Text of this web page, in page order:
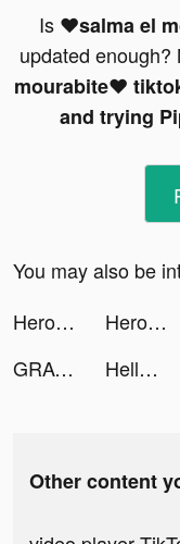
Is ❤salma el
updated enough?
mourabite❤
and trying
You may also be
Hero Clash tiktok ads
Hero Clash tiktok ads
GRAVITY: 3D Avatar Chat & Play tiktok ads
Hello! I am Em. 🌻 tiktok ads
Other content